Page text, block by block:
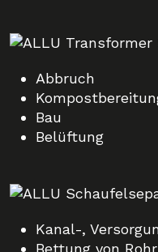
Abbruch
Bau
Belüftung
Kanal-,
Bettung von